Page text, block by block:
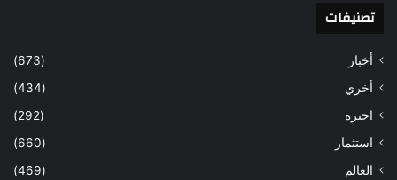
تصنيفات
أخبار
(673)
أخري
(434)
اخيره
(292)
استثمار
(660)
العالم
(469)